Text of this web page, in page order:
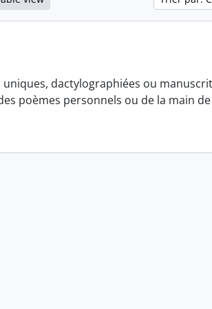
dactylographiées ou
poèmes personnels ou de la main